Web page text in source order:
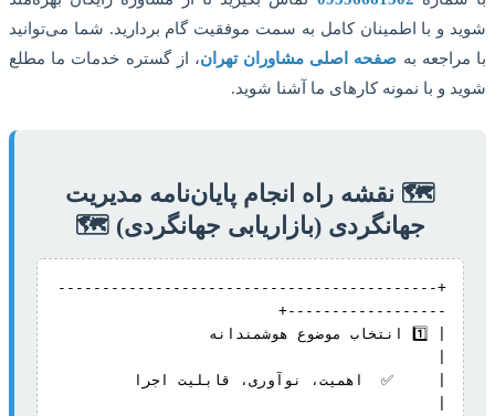
شوید و با اطمینان کامل به سمت موفقیت گام بردارید. شما می‌توانید
با مراجعه به صفحه اصلی مشاوران تهران، از گستره خدمات ما مطلع
شوید و با نمونه کارهای ما آشنا شوید.
🗺️ نقشه راه انجام پایان‌نامه مدیریت
جهانگردی (بازاریابی جهانگردی) 🗺️
+-------------------------------------------
| 1️⃣ انتخاب موضوع
|     ✅  اهمیت،